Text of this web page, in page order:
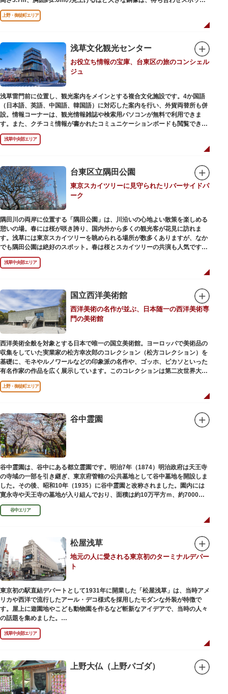
やフォトスポットとして親しまれています。彫刻家、高村光雲によって作ら
れた像は、愛犬のツンと一緒にうさぎ狩りに出かけているところだそう。
上野公園にお立ち寄りの際は、ぜひ「上野の西郷さん」と写真撮影を楽しん
上野・御徒町エリア
浅草文化観光センター
お役立ち情報の宝庫、台東区の旅のコンシェル
ジュ
浅草雷門前に位置し、観光案内をメインとする複合文化施設です。4か国語
（日本語、英語、中国語、韓国語）に対応した案内を行い、外貨両替所も併
設。情報コーナーは、観光情報雑誌や検索用パソコンが無料で利用できま
す。また、クチコミ情報が書かれたコミュニケーションボードも閲覧できる
ので、とっておきの旅のヒントを得られるかも。多目的スペースでは、映像
を活用し台東区のみどころやイベント、歴史、文化を紹介。通常、イスが配
仲見世や、隅田川や東京スカイツリーも一望できるビュースポットとなって
います。
浅草の街並みに溶け込む平屋を重ねたようなおしゃれな外観は、日本を代表
する建築家・隈研吾氏によるデザイン。木の温もりあふれる空間は、初めて
日本を訪れる海外ツーリストにも優しい印象を与えています。
浅草中央部エリア
台東区立隅田公園
東京スカイツリーに見守られたリバーサイドパ
ーク
隅田川の両岸に位置する「隅田公園」は、川沿いの心地よい散策を楽しめる
憩いの場。春には桜が咲き誇り、国内外から多くの観光客が花見に訪れま
す。浅草には東京スカイツリーを眺められる場所が数多くありますが、なか
でも隅田公園は絶好のスポット。春は桜とスカイツリーの共演も人気です。
川沿いにある「隅田公園オープンカフェ」は、店舗の一部を屋外にした開放
的なカフェ・レストラン。綺麗な景色を眺めながら、コーヒー片手にのんび
りと過ごしても良いですね。また、クジラの滑り台が目印の「遊具広場」は
身体を動かせます。
隅田川橋梁に設置された全長約160mの「すみだリバーウォーク」は、東京
スカイツリーまでの最短距離ルートのひとつ。歩道橋の途中にあるガラス床
から隅田川を見下ろしたり、すぐ横を走る電車の迫力を楽しんだり、隅田川
散策にいかがでしょうか。
浅草中央部エリア
国立西洋美術館
西洋美術の名作が並ぶ、日本随一の西洋美術専
門の美術館
西洋美術全般を対象とする日本で唯一の国立美術館。ヨーロッパで美術品の
収集をしていた実業家の松方幸次郎のコレクション（松方コレクション）を
基礎に、モネやルノワールなどの印象派の名作や、ゴッホ、ピカソといった
有名作家の作品を広く展示しています。このコレクションは第二次世界大戦
中にフランス政府に接収され、戦後に専用の美術館を創設することを条件に
日本へ寄贈返還されました。
もの。「ル・コルビュジエの建築作品－近代建築運動への顕著な貢献－」の
構成資産の一つとして東京初の世界文化遺産に登録されています。前庭にも
ロダンの彫刻が展示されており、散策しながら美術鑑賞を楽しめるのも魅力
のひとつ。 ボランティア・スタッフと一緒に鑑賞する「美術トーク」や、解
説を聞きながら本館や前庭を一緒に歩く「建築ツアー」など、初めての来館
でも気軽に楽しめるプログラムも用意されています。
上野・御徒町エリア
谷中霊園
谷中霊園は、谷中にある都立霊園です。明治7年（1874）明治政府は天王寺
の寺域の一部を引き継ぎ、東京府管轄の公共墓地として谷中墓地を開設しま
した。その後、昭和10年（1935）に谷中霊園と改称されました。園内には
寛永寺や天王寺の墓地が入り組んでおり、面積は約10万平方ｍ、約7000基
の墓が並んでいます。園内を通る「さくら通り」は桜の名所となっていま
す。谷中エリア
松屋浅草
地元の人に愛される東京初のターミナルデパー
ト
東京初の駅直結デパートとして1931年に開業した「松屋浅草」は、当時アメ
リカや西洋で流行したアール・デコ様式を採用したモダンな外装が特徴で
す。屋上に遊園地やこども動物園を作るなど斬新なアイデアで、当時の人々
の話題を集めました。
現在は、B1階から地上3階までが松屋浅草の売り場。2012年のリニューアル
で建設当時のシンボル・大時計も復活し、昭和の面影を残す百貨店は今でも
人々に親しまれています。地上1階は 浅草らしい下町銘菓をはじめ、全国か
なので、お土産購入にも便利です。
浅草中央部エリア
上野大仏（上野パゴダ）